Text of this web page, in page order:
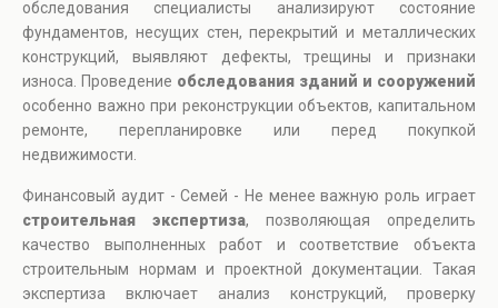
обследования специалисты анализируют состояние
фундаментов, несущих стен, перекрытий и металлических
конструкций, выявляют дефекты, трещины и признаки
износа. Проведение обследования зданий и сооружений
особенно важно при реконструкции объектов, капитальном
ремонте, перепланировке или перед покупкой
недвижимости.
Финансовый аудит - Семей - Не менее важную роль играет
строительная экспертиза, позволяющая определить
качество выполненных работ и соответствие объекта
строительным нормам и проектной документации. Такая
экспертиза включает анализ конструкций, проверку